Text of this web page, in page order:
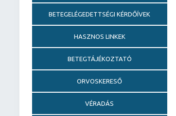
BETEGELÉGEDETTSÉGI KÉRDŐÍVEK
HASZNOS LINKEK
BETEGTÁJÉKOZTATÓ
ORVOSKERESŐ
VÉRADÁS